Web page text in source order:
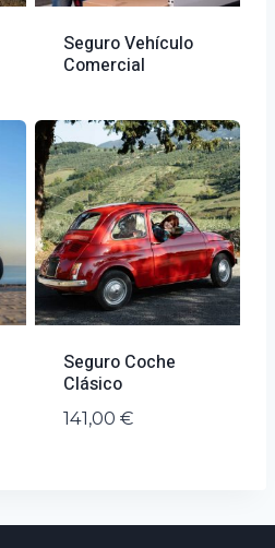
Seguro Vehículo
Comercial
Seguro Coche
Clásico
141,00 €